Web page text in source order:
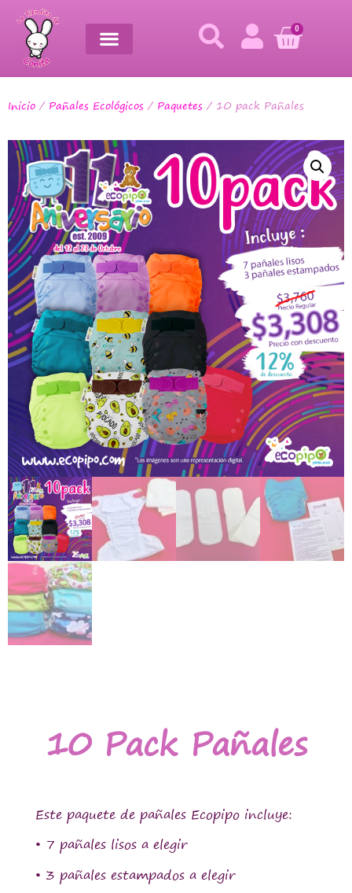
0
Inicio / Pañales Ecológicos / Paquetes / 10 pack Pañales
10 Pack Pañales
Este paquete de pañales Ecopipo incluye:
• 7 pañales lisos a elegir
• 3 pañales estampados a elegir